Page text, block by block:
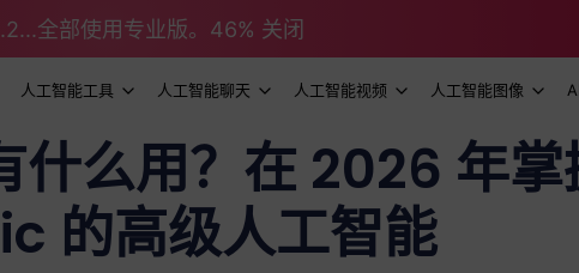
全部使用专业版。46% 关闭
人工智能工具 人工智能聊天 人工智能视频 人工智能图像
什么用？在 2026 年掌
的高级人工智能